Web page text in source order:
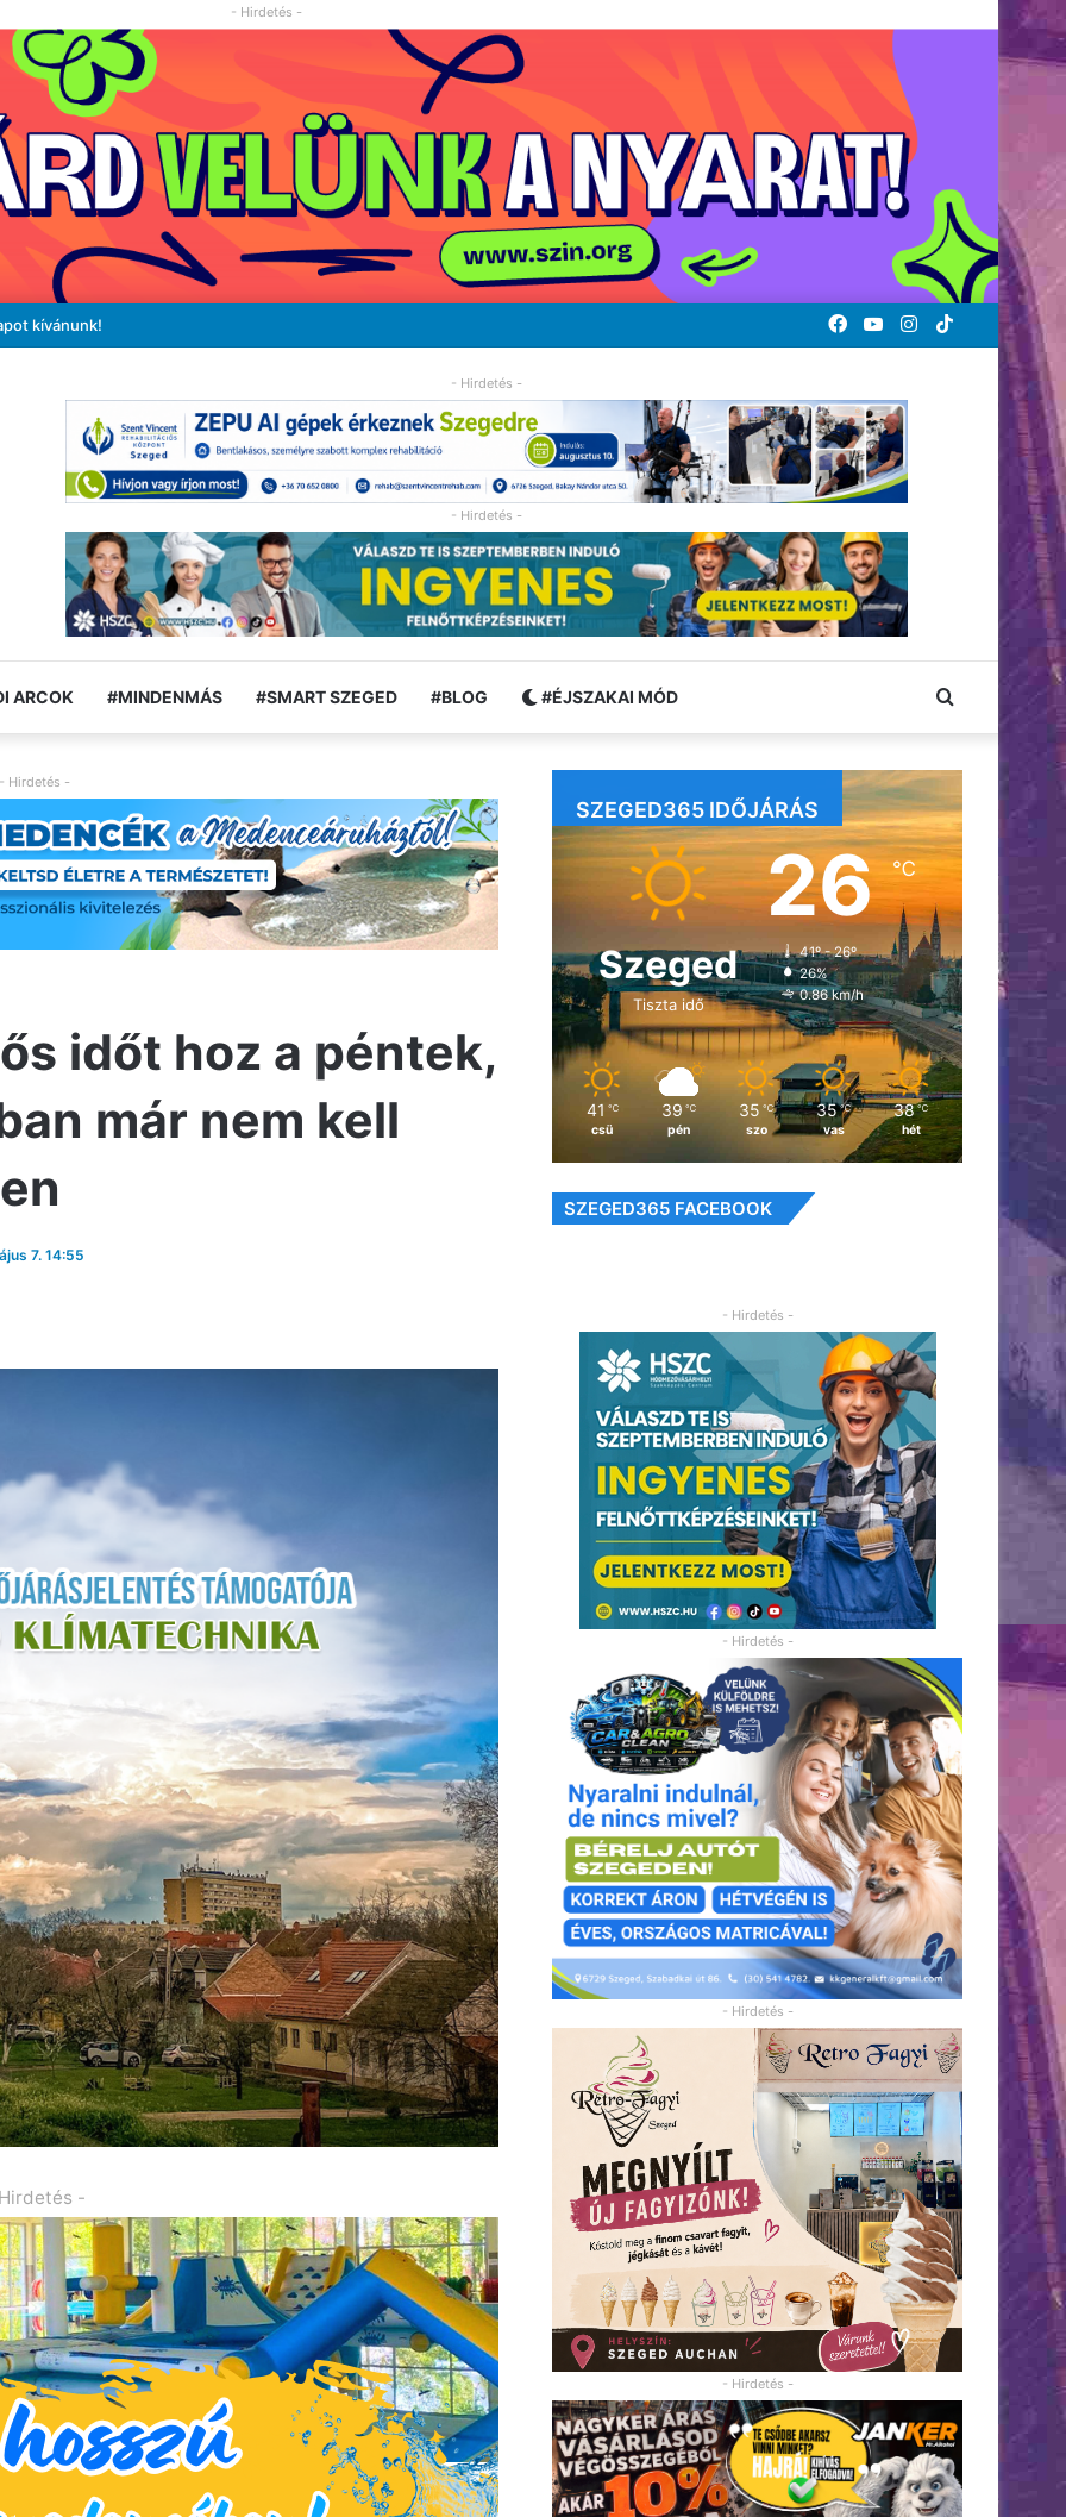
- Hirdetés -
kívánunk! TikTok
Instagram
YouTube
Facebook
- Hirdetés -
- Hirdetés -
ARCOK #MINDENMÁS #SMART SZEGED #BLOG #ÉJSZAKAI MÓD Keresés:
- Hirdetés -
időt hoz a péntek,
már nem kell
7. 14:55
-
SZEGED365 IDŐJÁRÁS
Szeged
Tiszta idő
26℃
41º - 26º
26%
0.86 km/h
41 ℃
csü
39 ℃
pén
35 ℃
szo
35 ℃
vas
38 ℃
hét
SZEGED365 FACEBOOK
- Hirdetés -
- Hirdetés -
- Hirdetés -
- Hirdetés -